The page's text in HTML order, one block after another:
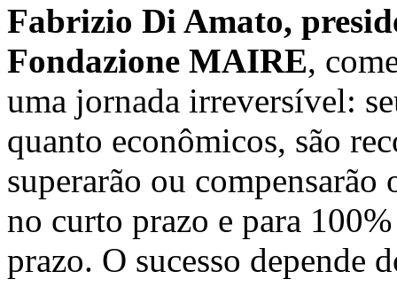
Fabrizio Di Amato,
Fondazione MAIRE,
uma jornada irreversível:
quanto econômicos, são
superarão ou compensarão
no curto prazo e para
prazo. O sucesso depende